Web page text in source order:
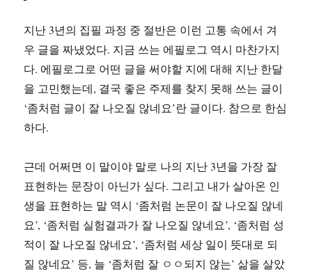
지난 3년의 집필 과정 중 절반은 이런 고통 속에서 겨
우 글을 짜냈었다. 지금 쓰는 에필로그 역시 마찬가지
다. 에필로그로 어떤 글을 써야할 지에 대해 지난 한달
을 고민했는데, 결국 좋은 주제를 찾지 못해 쓰는 글이
‘좀처럼 글이 잘 나오질 않네요’란 글이다. 참으로 한심
하다.
근데 어쩌면 이 말이야 말로 나의 지난 3년을 가장 잘
표현하는 문장이 아닌가 싶다. 그리고 내가 살아온 인
생을 표현하는 말 역시 ‘좀처럼 논문이 잘 나오질 않네
요’, ‘좀처럼 실험결과가 잘 나오질 않네요’, ‘좀처럼 성
적이 잘 나오질 않네요’, ‘좀처럼 세상 일이 뜻대로 되
질 않네요’ 등, 늘 ‘좀처럼 잘 ㅇㅇ되지 않는’ 삶을 살았